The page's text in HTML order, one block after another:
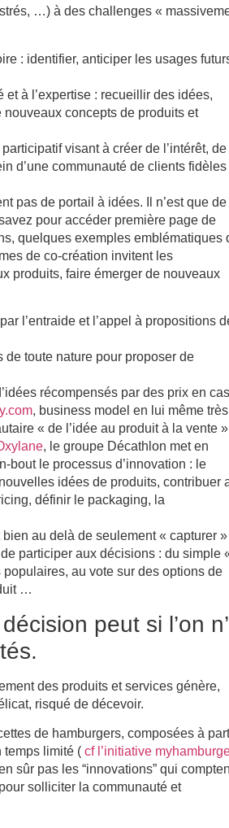
…) à des challenges «
: identifier, anticiper les usages
et à l’expertise : recueillir des idées,
concepts de produits et
visant à créer de l’intérêt, de
d’une communauté de clients fidèles
pas de portail à idées. Il n’est que de
pour accéder première page de
quelques exemples emblématiques
de co-création invitent les
produits, faire émerger de nouveaux
l’entraide et l’appel à propositions
toute nature pour proposer de
récompensés par des prix en
, business model en lui même très
« de l’idée au produit à la vente »
, le groupe Décathlon met en
bout le processus d’innovation : le
idées de produits, contribuer
définir le packaging, la
au delà de seulement « capturer »
participer aux décisions : du simple
au vote sur des options de
…
peut si l’on
des produits et services génère,
risqué de décevoir.
de hamburgers, composées à
temps limité ( cf l’initiative
sûr pas les “innovations” qui
solliciter la communauté et